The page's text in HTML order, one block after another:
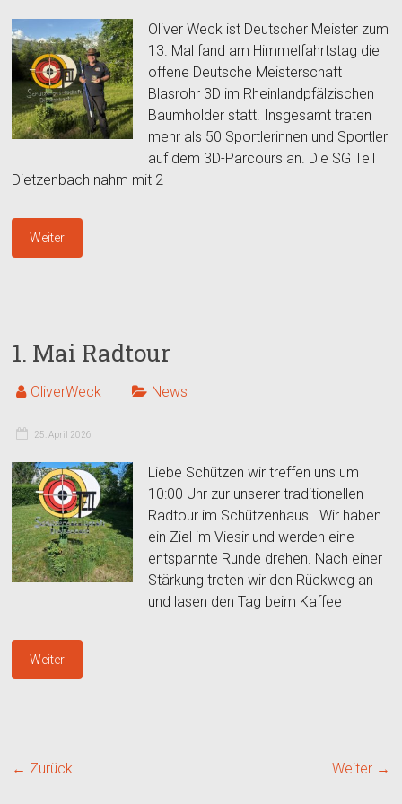
Oliver Weck ist Deutscher Meister zum
13. Mal fand am Himmelfahrtstag die
offene Deutsche Meisterschaft
Blasrohr 3D im Rheinlandpfälzischen
Baumholder statt. Insgesamt traten
mehr als 50 Sportlerinnen und Sportler
auf dem 3D-Parcours an. Die SG Tell
Dietzenbach nahm mit 2
Weiter
1. Mai Radtour
OliverWeck News
25. April 2026
Liebe Schützen wir treffen uns um
10:00 Uhr zur unserer traditionellen
Radtour im Schützenhaus. Wir haben
ein Ziel im Viesir und werden eine
entspannte Runde drehen. Nach einer
Stärkung treten wir den Rückweg an
und lasen den Tag beim Kaffee
Weiter
← Zurück Weiter →